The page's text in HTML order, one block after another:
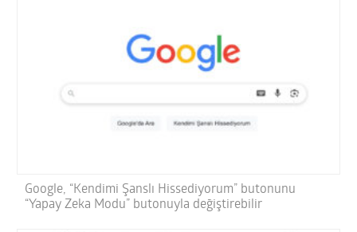
Google, “Kendimi Şanslı Hissediyorum” butonunu
“Yapay Zeka Modu” butonuyla değiştirebilir